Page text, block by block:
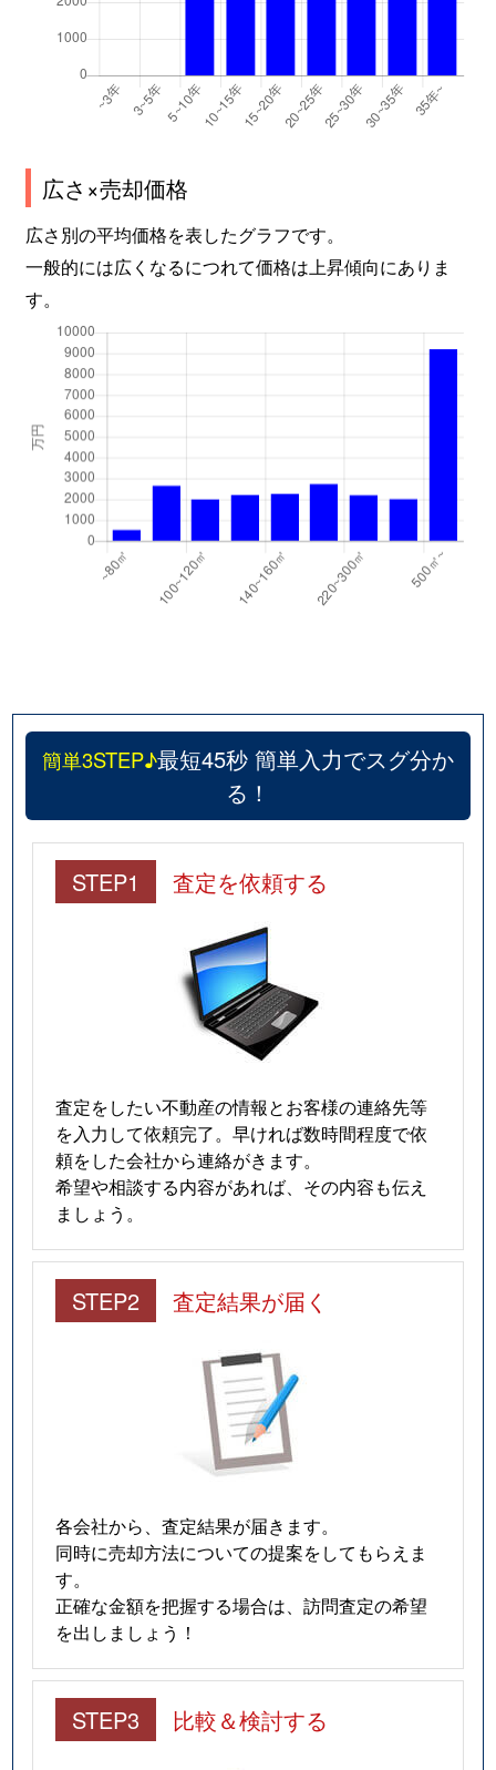
広さ×売却価格
広さ別の平均価格を表したグラフです。
一般的には広くなるにつれて価格は上昇傾向にありま
す。
簡単3STEP♪最短45秒 簡単入力でスグ分か
る！
STEP1 査定を依頼する
査定をしたい不動産の情報とお客様の連絡先等
を入力して依頼完了。早ければ数時間程度で依
頼をした会社から連絡がきます。
希望や相談する内容があれば、その内容も伝え
ましょう。
STEP2 査定結果が届く
各会社から、査定結果が届きます。
同時に売却方法についての提案をしてもらえま
す。
正確な金額を把握する場合は、訪問査定の希望
を出しましょう！
STEP3 比較＆検討する